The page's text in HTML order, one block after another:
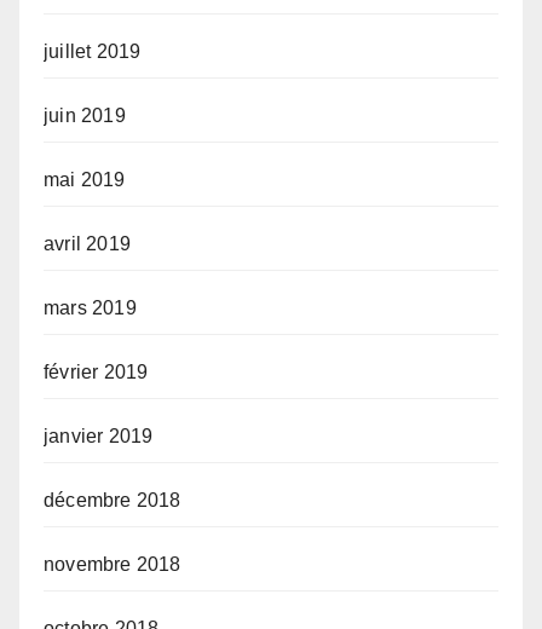
juillet 2019
juin 2019
mai 2019
avril 2019
mars 2019
février 2019
janvier 2019
décembre 2018
novembre 2018